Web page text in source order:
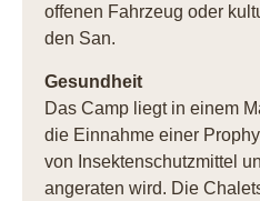
offenen Fahrzeug oder
den San.
Gesundheit
Das Camp liegt in einem
die Einnahme einer
von Insektenschutzmittel
angeraten wird. Die